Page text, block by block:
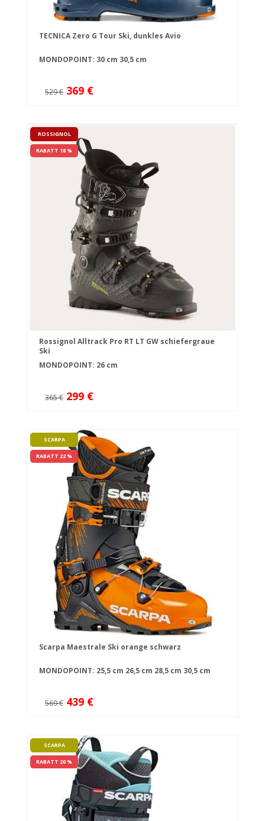
TECNICA Zero G Tour Ski, dunkles Avio
MONDOPOINT: 30 cm 30,5 cm
529 € 369 €
ROSSIGNOL
RABATT 18 %
Rossignol Alltrack Pro RT LT GW schiefergraue
Ski
MONDOPOINT: 26 cm
365 € 299 €
SCARPA
RABATT 22 %
Scarpa Maestrale Ski orange schwarz
MONDOPOINT: 25,5 cm 26,5 cm 28,5 cm 30,5 cm
569 € 439 €
SCARPA
RABATT 20 %